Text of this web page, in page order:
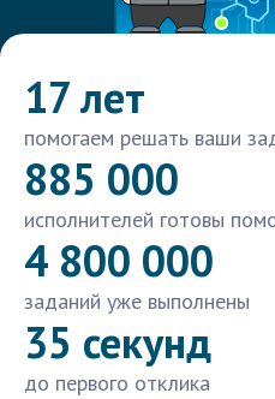
17 лет
помогаем решать ваши
885 000
исполнителей готовы
4 800 000
заданий уже выполнены
35 секунд
до первого отклика